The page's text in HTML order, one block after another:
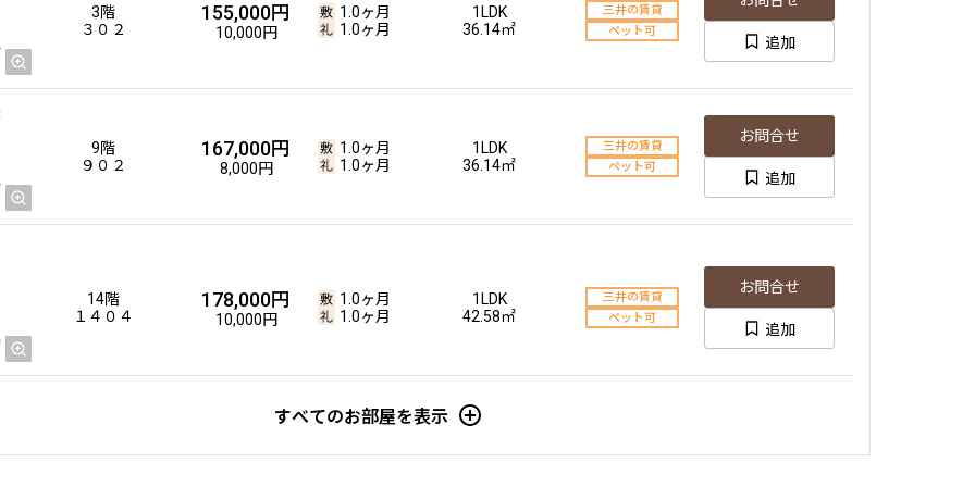
3階
３０２
155,000円
10,000円
1.0ヶ月
1.0ヶ月
1LDK
36.14㎡
三井の賃貸
ペット可
追加
9階
９０２
167,000円
8,000円
1.0ヶ月
1.0ヶ月
1LDK
36.14㎡
三井の賃貸
ペット可
お問合せ
追加
14階
１４０４
178,000円
10,000円
1.0ヶ月
1.0ヶ月
1LDK
42.58㎡
三井の賃貸
ペット可
お問合せ
追加
すべてのお部屋を表示